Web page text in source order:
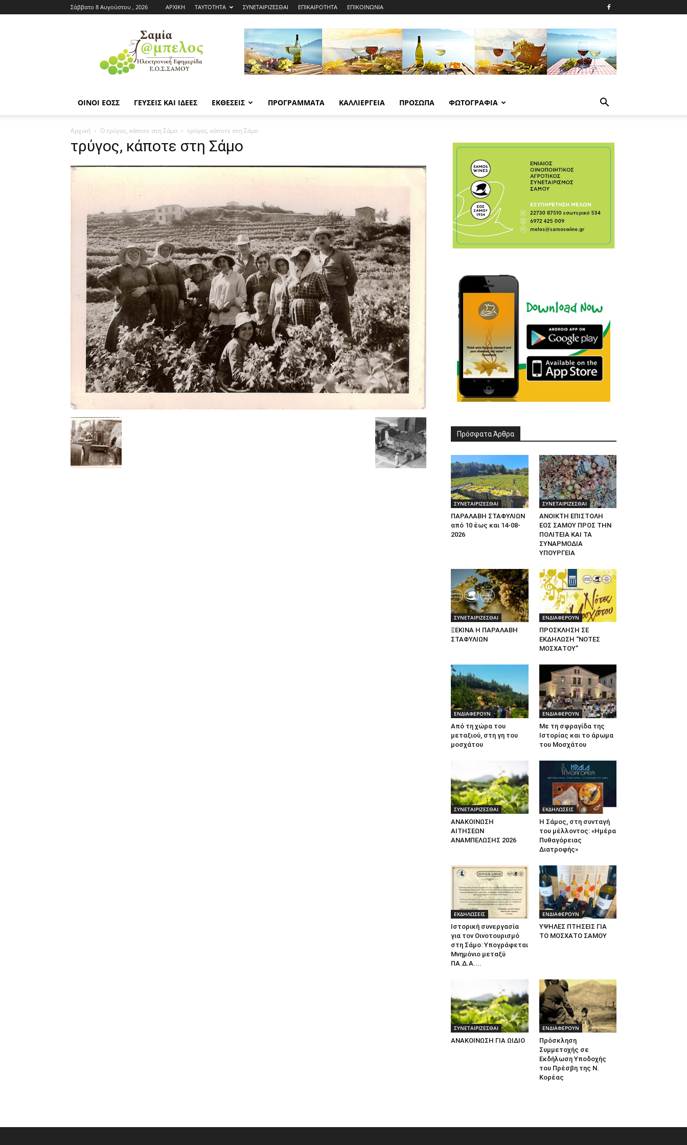
Σάββατο 8 Αυγούστου , 2026 ΑΡΧΙΚΗ ΤΑΥΤΟΤΗΤΑ ΣΥΝΕΤΑΙΡΙΖΕΣΘΑΙ ΕΠΙΚΑΙΡΟΤΗΤΑ ΕΠΙΚΟΙΝΩΝΙΑ
Εφημερίδα
ΕΟΣΣ
|
Σαμία
ΟΙΝΟΙ ΕΟΣΣ ΓΕΥΣΕΙΣ ΚΑΙ ΙΔΕΕΣ ΕΚΘΕΣΕΙΣ ΠΡΟΓΡΑΜΜΑΤΑ ΚΑΛΛΙΕΡΓΕΙΑ ΠΡΟΣΩΠΑ ΦΩΤΟΓΡΑΦΙΑ
Αρχική Ο τρύγος, κάποτε στη Σάμο τρύγος, κάποτε στη Σάμο
τρύγος, κάποτε στη Σάμο
Πρόσφατα Άρθρα
ΣΥΝΕΤΑΙΡΙΖΕΣΘΑΙ
ΠΑΡΑΛΑΒΗ ΣΤΑΦΥΛΙΩΝ
από 10 έως και 14-08-
2026
ΣΥΝΕΤΑΙΡΙΖΕΣΘΑΙ
ΑΝΟΙΚΤΗ ΕΠΙΣΤΟΛΗ
ΕΟΣ ΣΑΜΟΥ ΠΡΟΣ ΤΗΝ
ΠΟΛΙΤΕΙΑ ΚΑΙ ΤΑ
ΣΥΝΑΡΜΟΔΙΑ
ΥΠΟΥΡΓΕΙΑ
ΣΥΝΕΤΑΙΡΙΖΕΣΘΑΙ
ΞΕΚΙΝΑ Η ΠΑΡΑΛΑΒΗ
ΣΤΑΦΥΛΙΩΝ
ΕΝΔΙΑΦΕΡΟΥΝ
ΠΡΟΣΚΛΗΣΗ ΣΕ
ΕΚΔΗΛΩΣΗ “ΝΟΤΕΣ
ΜΟΣΧΑΤΟΥ”
ΕΝΔΙΑΦΕΡΟΥΝ
Από τη χώρα του
μεταξιού, στη γη του
μοσχάτου
ΕΝΔΙΑΦΕΡΟΥΝ
Με τη σφραγίδα της
Ιστορίας και το άρωμα
του Μοσχάτου
ΣΥΝΕΤΑΙΡΙΖΕΣΘΑΙ
ΑΝΑΚΟΙΝΩΣΗ
ΑΙΤΗΣΕΩΝ
ΑΝΑΜΠΕΛΩΣΗΣ 2026
ΕΚΔΗΛΩΣΕΙΣ
Η Σάμος, στη συνταγή
του μέλλοντος: «Ημέρα
Πυθαγόρειας
Διατροφής»
ΕΚΔΗΛΩΣΕΙΣ
Ιστορική συνεργασία
για τον Οινοτουρισμό
στη Σάμο: Υπογράφεται
Μνημόνιο μεταξύ
ΠΑ.Δ.Α....
ΕΝΔΙΑΦΕΡΟΥΝ
ΥΨΗΛΕΣ ΠΤΗΣΕΙΣ ΓΙΑ
ΤΟ ΜΟΣΧΑΤΟ ΣΑΜΟΥ
ΣΥΝΕΤΑΙΡΙΖΕΣΘΑΙ
ΑΝΑΚΟΙΝΩΣΗ ΓΙΑ ΩΙΔΙΟ
ΕΝΔΙΑΦΕΡΟΥΝ
Πρόσκληση
Συμμετοχής σε
Εκδήλωση Υποδοχής
του Πρέσβη της Ν.
Κορέας